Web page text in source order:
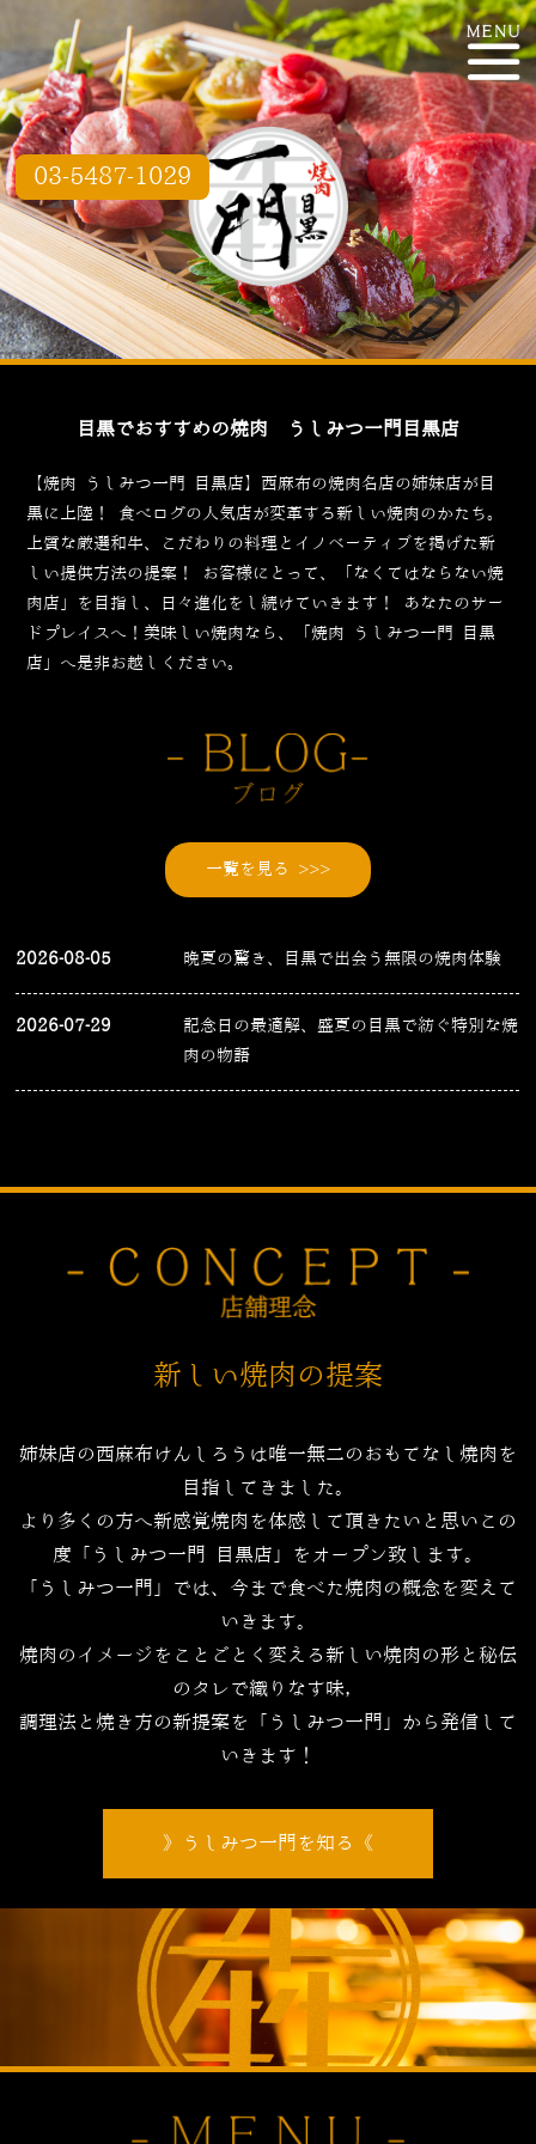
03-5487-1029
目黒でおすすめの焼肉 うしみつ一門目黒店
【焼肉 うしみつ一門 目黒店】西麻布の焼肉名店の姉妹店が目
黒に上陸！
食べログの人気店が変革する新しい焼肉のかたち。
上質な厳選和牛、こだわりの料理とイノベーティブを掲げた新
しい提供方法の提案！
お客様にとって、「なくてはならない焼
肉店」を目指し、日々進化をし続けていきます！
あなたのサー
ドプレイスへ！美味しい焼肉なら、「焼肉 うしみつ一門 目黒
店」へ是非お越しください。
一覧を見る >>>
2026-08-05 晩夏の驚き、目黒で出会う無限の焼肉体験
2026-07-29
記念日の最適解、盛夏の目黒で紡ぐ特別な焼
肉の物語
新しい焼肉の提案
姉妹店の西麻布けんしろうは唯一無二のおもてなし焼肉を
目指してきました。
より多くの方へ新感覚焼肉を体感して頂きたいと思いこの
度「うしみつ一門 目黒店」をオープン致します。
「うしみつ一門」では、今まで食べた焼肉の概念を変えて
いきます。
焼肉のイメージをことごとく変える新しい焼肉の形と秘伝
のタレで織りなす味，
調理法と焼き方の新提案を「うしみつ一門」から発信して
いきます！
うしみつ一門を知る